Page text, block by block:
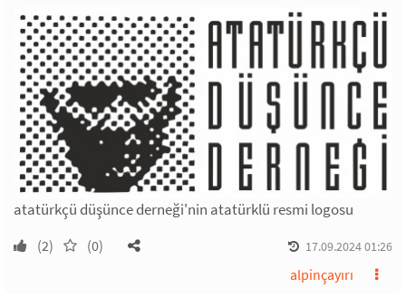
atatürkçü düşünce derneği'nin atatürklü resmi logosu
(2) (0) 17.09.2024 01:26
alpinçayırı